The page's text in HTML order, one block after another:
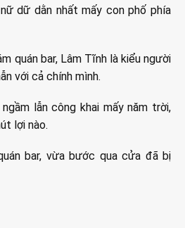
dữ dằn nhất mấy con phố phía
quán bar, Lâm Tĩnh là kiểu người
với cả chính mình.
lẫn công khai mấy năm trời,
lợi nào.
bar, vừa bước qua cửa đã bị